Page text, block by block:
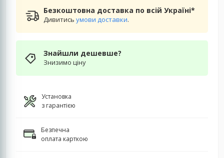
Безкоштовна доставка по всій Україні*
Дивитисьумови доставки.
Знайшли дешевше?
Знизимо ціну
Установка
з гарантією
Безпечна
оплата карткою